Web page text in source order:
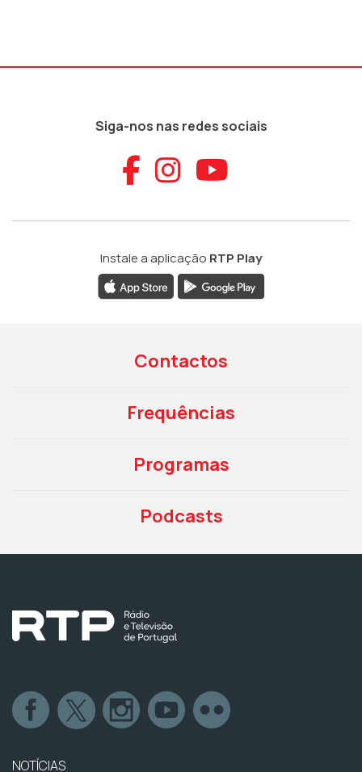
Siga-nos nas redes sociais
Aceder ao
Aceder ao
Aceder
Instale a aplicação RTP Play
Contactos
Frequências
Programas
Podcasts
NOTÍCIAS